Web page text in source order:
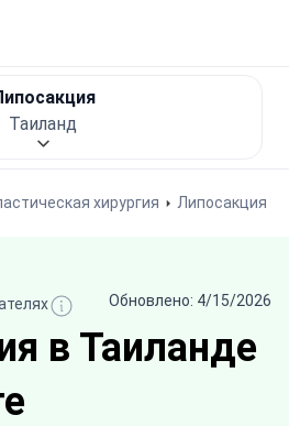
хирургия Липосакция
Таиланд
Обновлено: 4/15/2026
в Таиланде